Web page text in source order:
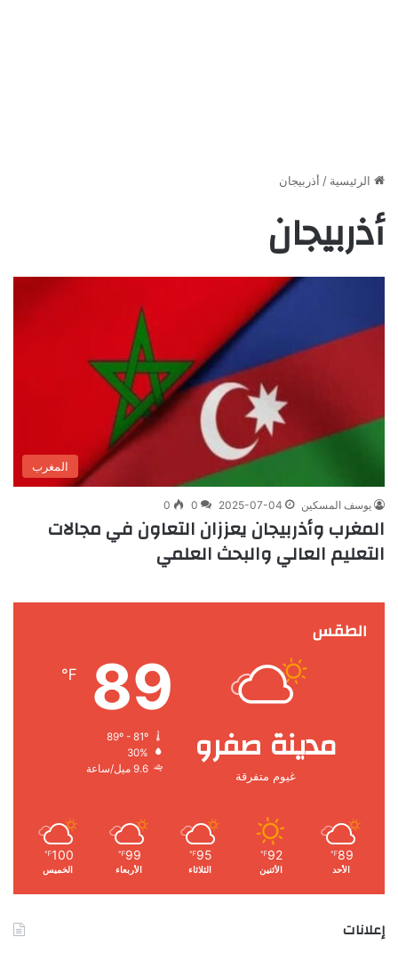
الرئيسية / أذربيجان
أذربيجان
المغرب
يوسف المسكين 2025-07-04
0
0
المغرب وأذربيجان يعززان التعاون في مجالات
التعليم العالي والبحث العلمي
الطقس
مدينة صفرو
غيوم متفرقة
89
℉
30%
9.6 ميل/ساعة
89
℉
الأحد
92
℉
الأثنين
95
℉
الثلاثاء
99
℉
الأربعاء
100
℉
الخميس
إعلانات